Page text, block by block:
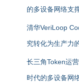
的多设备网络支
清华VeriLoop
究转化为生产力
长三角Token运
时代的多设备网